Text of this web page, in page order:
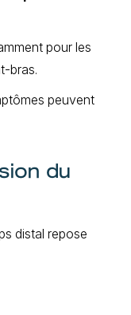
pour les
bras.
peuvent
du
distal repose